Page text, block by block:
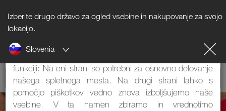
Izberite drugo državo za ogled vsebine in nakupovanje za svojo
lokacijo.
Slovenia
Napotki o piškotkih
Naše spletno mesto uporablja piškotke. Ti imajo dve
funkciji: Na eni strani so potrebni za osnovno delovanje
našega spletnega mesta. Na drugi strani lahko s
pomočjo piškotkov vedno znova izboljšujemo naše
vsebine. V ta namen zbiramo in vrednotimo